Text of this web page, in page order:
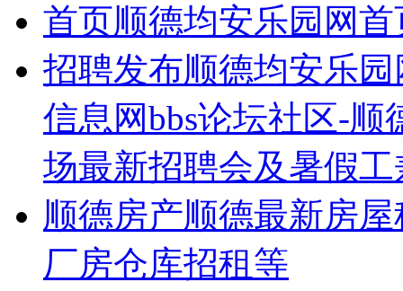
首页顺德均安乐园网首
招聘发布顺德均安乐
信息网bbs论坛社区-
场最新招聘会及暑假
顺德房产顺德最新房
厂房仓库招租等